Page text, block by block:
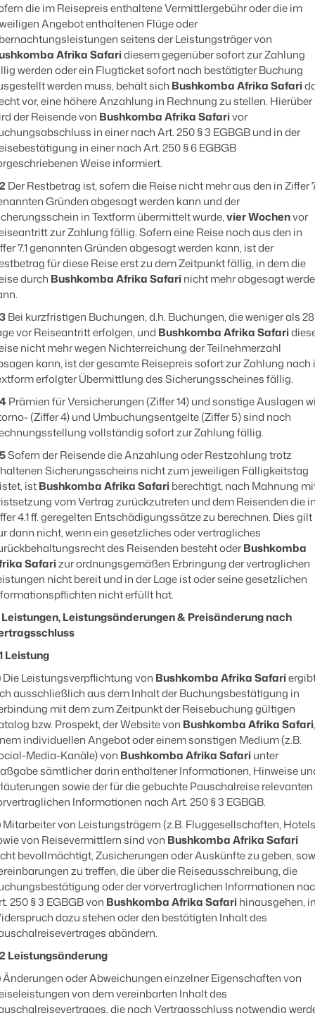
die im Reisepreis enthaltene Vermittlergebühr oder die im
Angebot enthaltenen Flüge oder
seitens der Leistungsträger von
Afrika Safaridiesem gegenüber sofort zur Zahlung
werden oder ein Flugticket sofort nach bestätigter Buchung
werden muss, behält sich Bushkomba Afrika Safari
vor, eine höhere Anzahlung in Rechnung zu stellen. Hierüber
der Reisende von Bushkomba Afrika Safarivor
in einer nach Art. 250 § 3 EGBGB und in der
in einer nach Art. 250 § 6 EGBGB
Weise informiert.
Der Restbetrag ist, sofern die Reise nicht mehr aus den in Ziffer
Gründen abgesagt werden kann und der
in Textform übermittelt wurde,vier Wochenvor
zur Zahlung fällig. Sofern eine Reise noch aus den in
7.1 genannten Gründen abgesagt werden kann, ist der
für diese Reise erst zu dem Zeitpunkt fällig, in dem die
durch Bushkomba Afrika Safarinicht mehr abgesagt
Bei kurzfristigen Buchungen, d.h. Buchungen, die weniger als 28
vor Reiseantritt erfolgen, und Bushkomba Afrika Safari
nicht mehr wegen Nichterreichung der Teilnehmerzahl
kann, ist der gesamte Reisepreis sofort zur Zahlung nach
erfolgter Übermittlung des Sicherungsscheines fällig.
Prämien für Versicherungen (Ziffer 14) und sonstige Auslagen
(Ziffer 4) und Umbuchungsentgelte (Ziffer 5) sind nach
vollständig sofort zur Zahlung fällig.
Sofern der Reisende die Anzahlung oder Restzahlung trotz
Sicherungsscheins nicht zum jeweiligen Fälligkeitstag
istBushkomba Afrika Safariberechtigt, nach Mahnung
vom Vertrag zurückzutreten und dem Reisenden die
4.1 ff. geregelten Entschädigungssätze zu berechnen. Dies gilt
dann nicht, wenn ein gesetzliches oder vertragliches
des Reisenden besteht oderBushkomba
Safarizur ordnungsgemäßen Erbringung der vertraglichen
nicht bereit und in der Lage ist oder seine gesetzlichen
nicht erfüllt hat.
Leistungen, Leistungsänderungen & Preisänderung nach
Leistung
Die Leistungsverpflichtung von Bushkomba Afrika Safari
ausschließlich aus dem Inhalt der Buchungsbestätigung in
mit dem zum Zeitpunkt der Reisebuchung gültigen
bzw. Prospekt, der Website von Bushkomba Afrika Safari,
individuellen Angebot oder einem sonstigen Medium (z.B.
Media-Kanäle) von Bushkomba Afrika Safariunter
sämtlicher darin enthaltener Informationen, Hinweise
sowie der für die gebuchte Pauschalreise relevanten
Informationen nach Art. 250 § 3 EGBGB.
Mitarbeiter von Leistungsträgern (z.B. Fluggesellschaften,
von Reisevermittlern sind von Bushkomba Afrika Safari
bevollmächtigt, Zusicherungen oder Auskünfte zu geben,
zu treffen, die über die Reiseausschreibung, die
oder der vorvertraglichen Informationen
250 § 3 EGBGB von Bushkomba Afrika Safarihinausgehen,
dazu stehen oder den bestätigten Inhalt des
abändern.
Leistungsänderung
Änderungen oder Abweichungen einzelner Eigenschaften von
von dem vereinbarten Inhalt des
die nach Vertragsschluss notwendig